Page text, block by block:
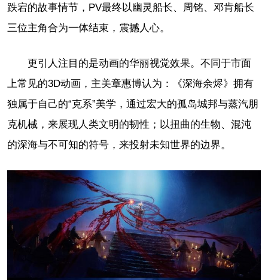
跌宕的故事情节，PV最终以幽灵船长、周铭、邓肯船长
三位主角合为一体结束，震撼人心。
更引人注目的是动画的华丽视觉效果。不同于市面
上常见的3D动画，主美章惠博认为：《深海余烬》拥有
独属于自己的“克系”美学，通过宏大的孤岛城邦与蒸汽朋
克机械，来展现人类文明的韧性；以扭曲的生物、混沌
的深海与不可知的符号，来投射未知世界的边界。